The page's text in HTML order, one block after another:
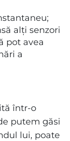
alți senzori
pot avea
a
într-o
putem găsi
lui, poate